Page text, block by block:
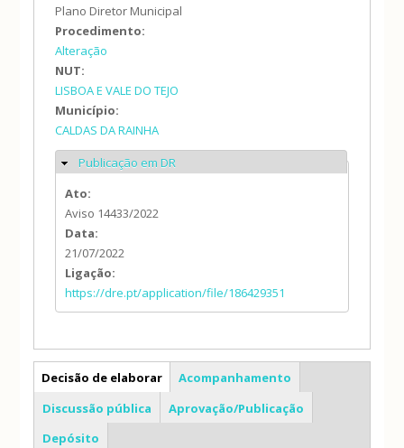
Plano Diretor Municipal
Procedimento:
Alteração
NUT:
LISBOA E VALE DO TEJO
Município:
CALDAS DA RAINHA
Ocultar
Publicação em DR
Ato:
Aviso 14433/2022
Data:
21/07/2022
Ligação:
https://dre.pt/application/file/186429351
PDM
Decisão de elaborar
Acompanhamento
Discussão pública
Aprovação/Publicação
Depósito